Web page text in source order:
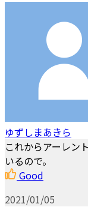
ゆずしまあきら
これからアーレン
いるので。
Good
2021/01/05